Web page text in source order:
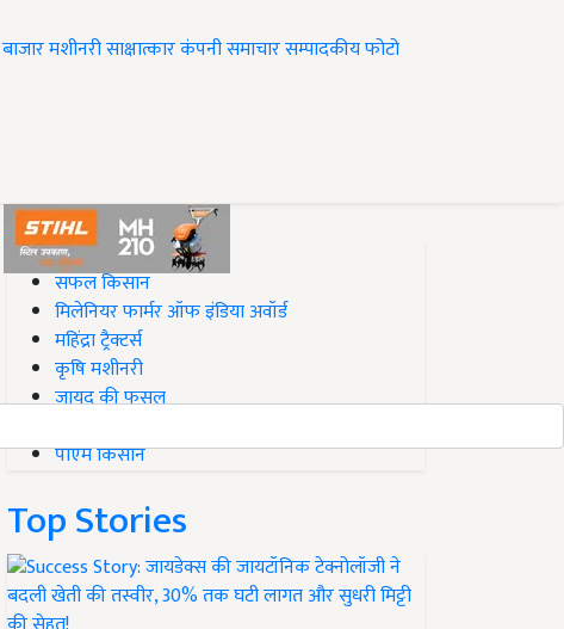
बाजारमशीनरीसाक्षात्कारकंपनी समाचारसम्पादकीयफोटो
#Top on Krishi Jagran
सफल किसान
मिलेनियर फार्मर ऑफ इंडिया अवॉर्ड
महिंद्रा ट्रैक्टर्स
कृषि मशीनरी
जायद की फसल
पीएम किसान
Top Stories